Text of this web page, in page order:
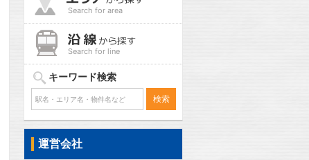
Search for area
Search for line
キーワード検索
運営会社